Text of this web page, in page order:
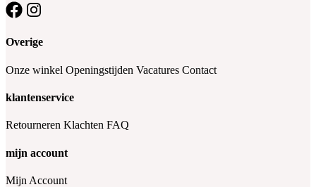
Overige
Onze winkel Openingstijden Vacatures Contact
klantenservice
Retourneren Klachten FAQ
mijn account
Mijn Account